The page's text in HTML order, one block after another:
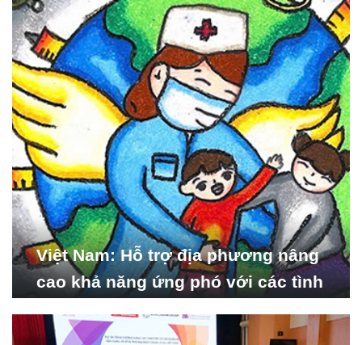
hội_ISDS)
Việt Nam: Hỗ trợ địa phương nâng
cao khả năng ứng phó với các tình